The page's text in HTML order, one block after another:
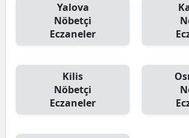
Yalova
Nöbetçi
Eczaneler
Kilis
Nöbetçi
Eczaneler